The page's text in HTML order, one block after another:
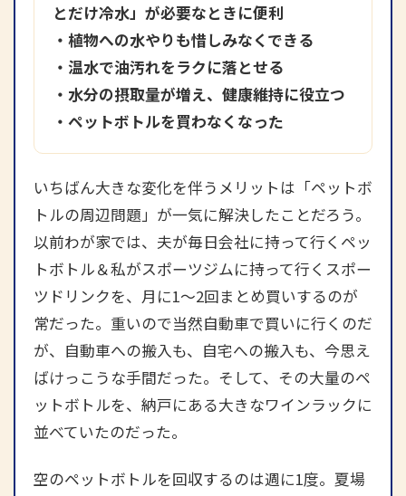
とだけ冷水」が必要なときに便利
・植物への水やりも惜しみなくできる
・温水で油汚れをラクに落とせる
・水分の摂取量が増え、健康維持に役立つ
・ペットボトルを買わなくなった
いちばん大きな変化を伴うメリットは「ペットボ
トルの周辺問題」が一気に解決したことだろう。
以前わが家では、夫が毎日会社に持って行くペッ
トボトル＆私がスポーツジムに持って行くスポー
ツドリンクを、月に1～2回まとめ買いするのが
常だった。重いので当然自動車で買いに行くのだ
が、自動車への搬入も、自宅への搬入も、今思え
ばけっこうな手間だった。そして、その大量のペ
ットボトルを、納戸にある大きなワインラックに
並べていたのだった。
空のペットボトルを回収するのは週に1度。夏場